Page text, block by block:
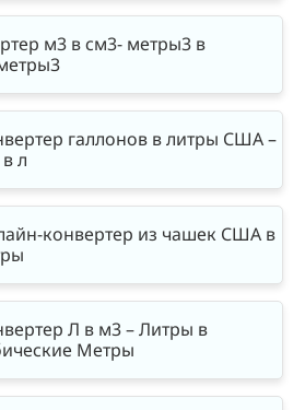
м3 в см3- метры3 в
галлонов в литры США –
л
конвертер из чашек США в
Л в м3 – Литры в
Метры